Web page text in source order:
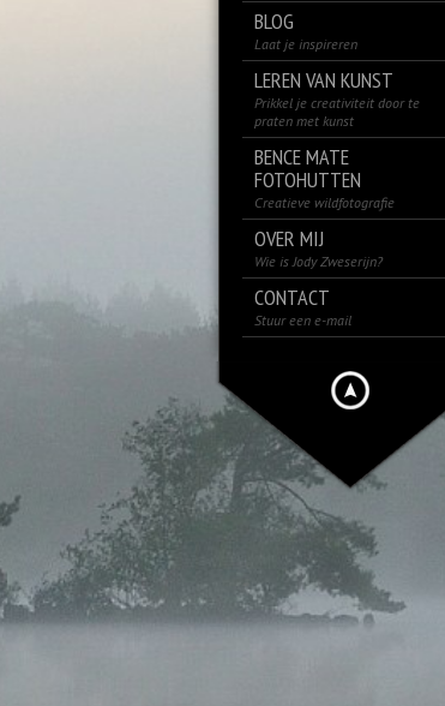
BLOG
Laat je inspireren
LEREN VAN KUNST
Prikkel je creativiteit door te
praten met kunst
BENCE MATE
FOTOHUTTEN
Creatieve wildfotografie
OVER MIJ
Wie is Jody Zweserijn?
CONTACT
Stuur een e-mail